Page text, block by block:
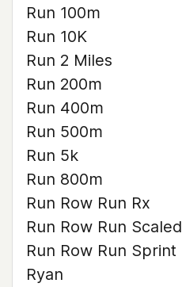
Run 100m
Run 10K
Run 2 Miles
Run 200m
Run 400m
Run 500m
Run 5k
Run 800m
Run Row Run Rx
Run Row Run Scaled
Run Row Run Sprint
Ryan